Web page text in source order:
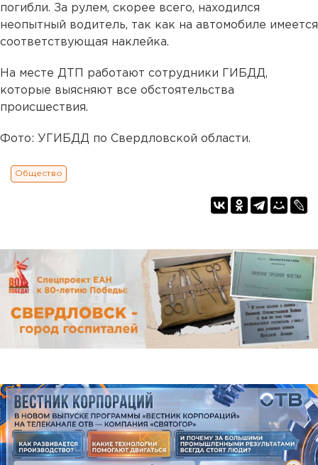
погибли. За рулем, скорее всего, находился
неопытный водитель, так как на автомобиле имеется
соответствующая наклейка.
На месте ДТП работают сотрудники ГИБДД,
которые выясняют все обстоятельства
происшествия.
Фото: УГИБДД по Свердловской области.
Общество